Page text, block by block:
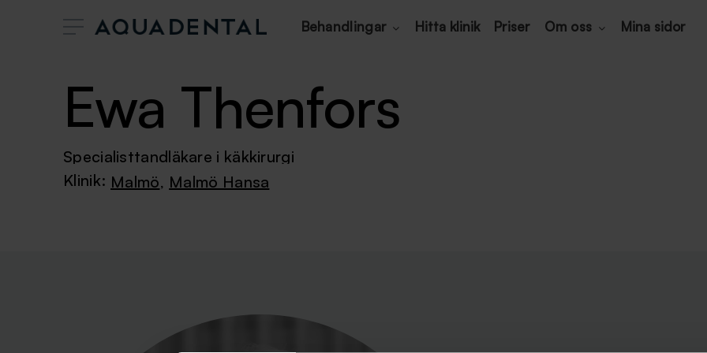
Behandlingar Hitta klinik Priser Om oss Mina sidor
Ewa Thenfors
Specialisttandläkare i käkkirurgi
Klinik: Malmö, Malmö Hansa